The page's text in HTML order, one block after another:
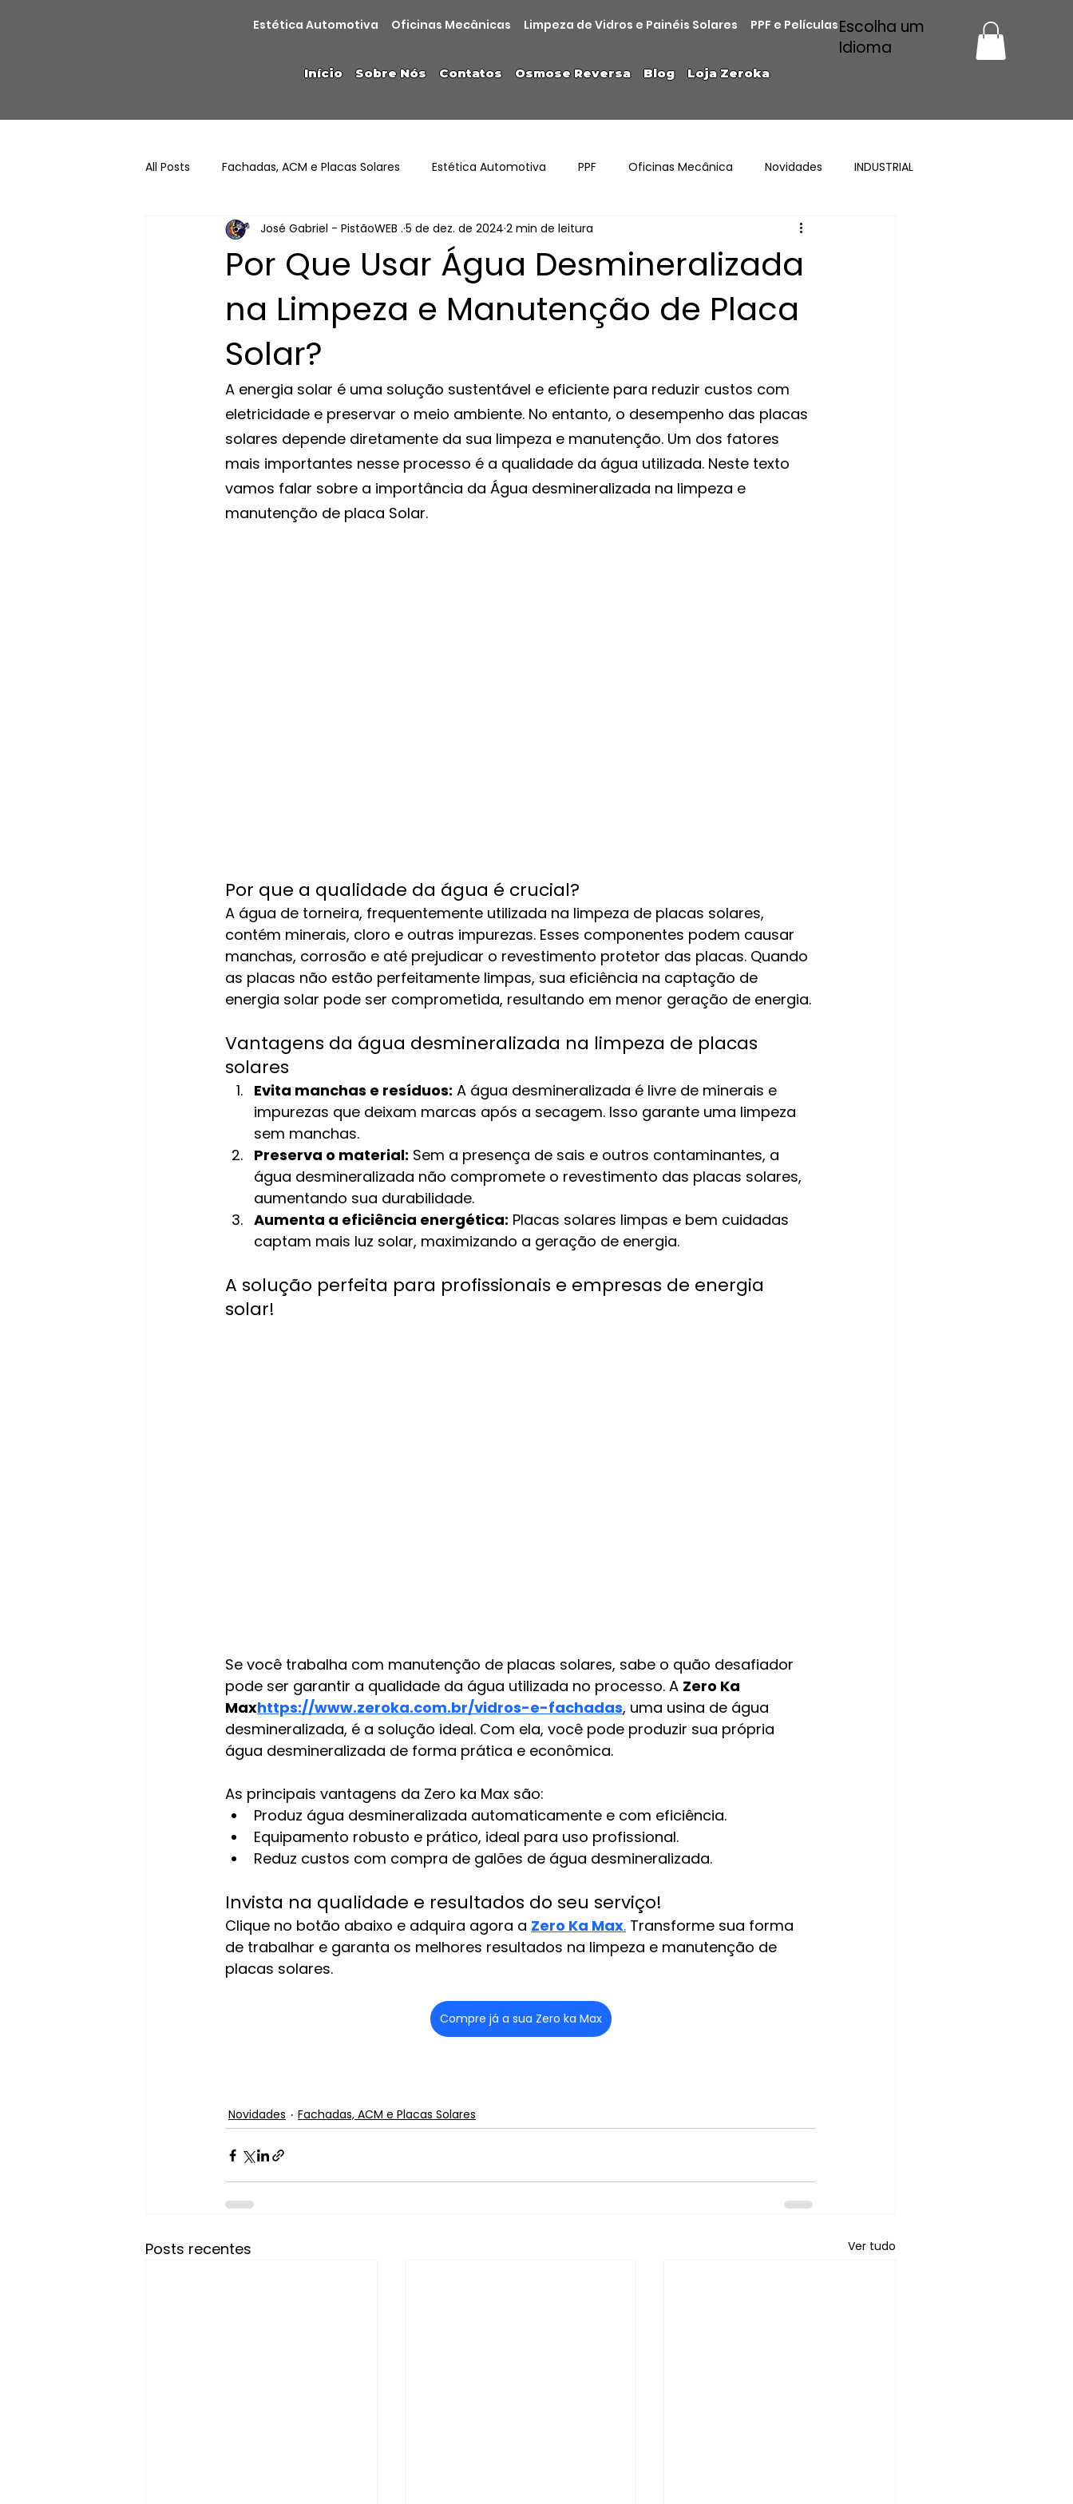
Estética Automotiva Oficinas Mecânicas Limpeza de Vidros e Painéis Solares PPF e PelículasEscolha um
Idioma
Início Sobre Nós Contatos Osmose Reversa Blog Loja Zeroka
All Posts Fachadas, ACM e Placas Solares Estética Automotiva PPF Oficinas Mecânica Novidades INDUSTRIAL
Por Que Usar Água Desmineralizada
na Limpeza e Manutenção de Placa
Solar?
José Gabriel - PistãoWEB . 5 de dez. de 2024 2 min de leitura
A energia solar é uma solução sustentável e eficiente para reduzir custos com
eletricidade e preservar o meio ambiente. No entanto, o desempenho das placas
solares depende diretamente da sua limpeza e manutenção. Um dos fatores
mais importantes nesse processo é a qualidade da água utilizada. Neste texto
vamos falar sobre a importância da Água desmineralizada na limpeza e
manutenção de placa Solar.
Por que a qualidade da água é crucial?
A água de torneira, frequentemente utilizada na limpeza de placas solares,
contém minerais, cloro e outras impurezas. Esses componentes podem causar
manchas, corrosão e até prejudicar o revestimento protetor das placas. Quando
as placas não estão perfeitamente limpas, sua eficiência na captação de
energia solar pode ser comprometida, resultando em menor geração de energia.
Vantagens da água desmineralizada na limpeza de placas
solares
Evita manchas e resíduos: A água desmineralizada é livre de minerais e
impurezas que deixam marcas após a secagem. Isso garante uma limpeza
sem manchas.
Preserva o material: Sem a presença de sais e outros contaminantes, a
água desmineralizada não compromete o revestimento das placas solares,
aumentando sua durabilidade.
Aumenta a eficiência energética: Placas solares limpas e bem cuidadas
captam mais luz solar, maximizando a geração de energia.
A solução perfeita para profissionais e empresas de energia
solar!
Se você trabalha com manutenção de placas solares, sabe o quão desafiador
pode ser garantir a qualidade da água utilizada no processo. A Zero Ka
Maxhttps://www.zeroka.com.br/vidros-e-fachadas, uma usina de água
desmineralizada, é a solução ideal. Com ela, você pode produzir sua própria
água desmineralizada de forma prática e econômica.
As principais vantagens da Zero ka Max são:
Produz água desmineralizada automaticamente e com eficiência.
Equipamento robusto e prático, ideal para uso profissional.
Reduz custos com compra de galões de água desmineralizada.
Invista na qualidade e resultados do seu serviço!
Clique no botão abaixo e adquira agora a Zero Ka Max. Transforme sua forma
de trabalhar e garanta os melhores resultados na limpeza e manutenção de
placas solares.
Compre já a sua Zero ka Max
Novidades Fachadas, ACM e Placas Solares
Posts recentes Ver tudo